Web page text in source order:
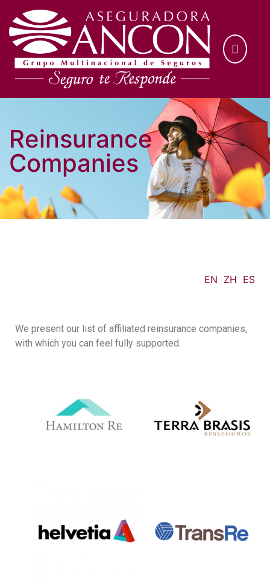
Reinsurance
Companies
EN ZH ES
We present our list of affiliated reinsurance companies,
with which you can feel fully supported.